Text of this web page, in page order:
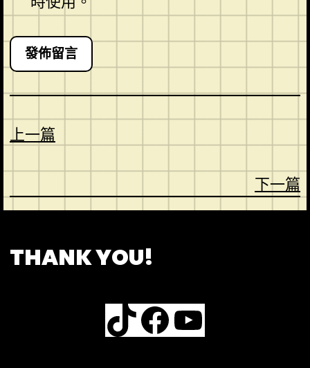
上一篇
下一篇
THANK YOU!
TikTok Facebook YouTube